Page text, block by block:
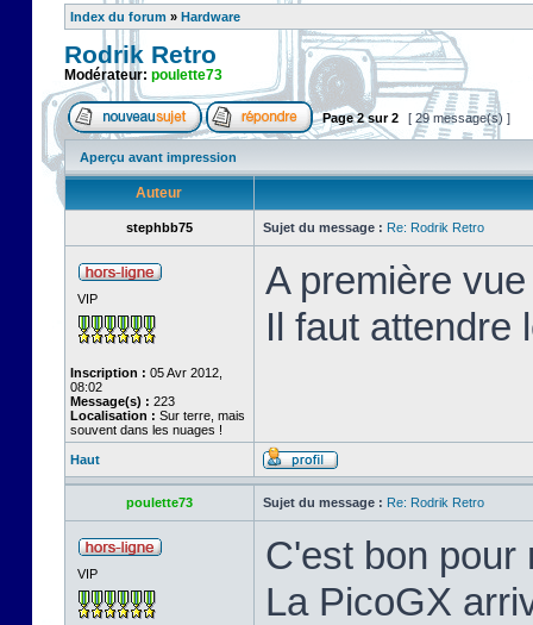
Index du forum » Hardware
Rodrik Retro
Modérateur: poulette73
Page2sur2 [ 29 message(s) ]
Aperçu avant impression
Auteur
stephbb75 Sujet du message : Re: Rodrik Retro
VIP
Inscription : 05 Avr 2012,
08:02
Message(s) : 223
Localisation : Sur terre, mais
souvent dans les nuages !
A première
Il faut attendre
Haut
poulette73 Sujet du message : Re: Rodrik Retro
VIP
C'est bon
La PicoGX